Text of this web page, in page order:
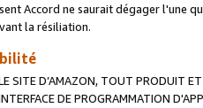
Accord ne saurait dégager l'une
la résiliation.
SITE D’AMAZON, TOUT PRODUIT
DE PROGRAMMATION